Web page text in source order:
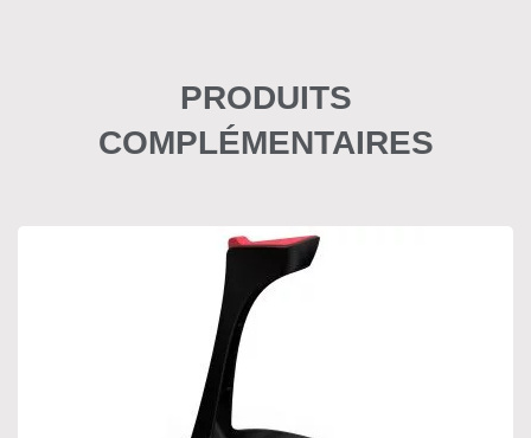
PRODUITS
COMPLÉMENTAIRES